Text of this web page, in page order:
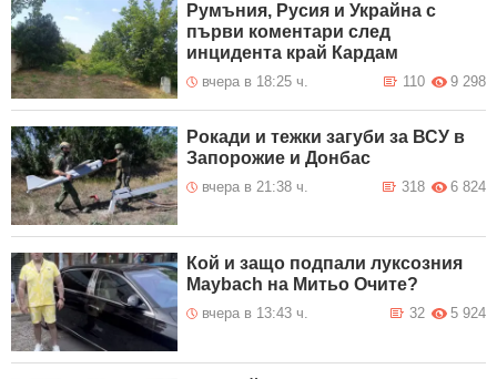
Румъния, Русия и Украйна с
първи коментари след
инцидента край Кардам
вчера в 18:25 ч. 9 298
110
Рокади и тежки загуби за ВСУ в
Запорожие и Донбас
вчера в 21:38 ч. 6 824
318
Кой и защо подпали луксозния
Maybach на Митьо Очите?
вчера в 13:43 ч. 5 924
32